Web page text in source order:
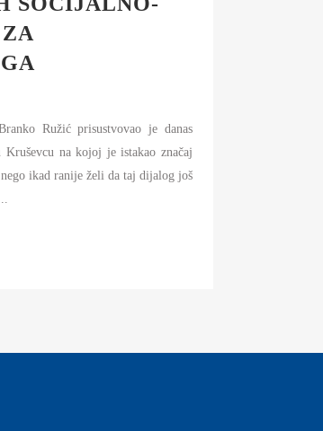
Ružić prisustvovao je danas
na kojoj je istakao značaj
ikad ranije želi da taj dijalog još